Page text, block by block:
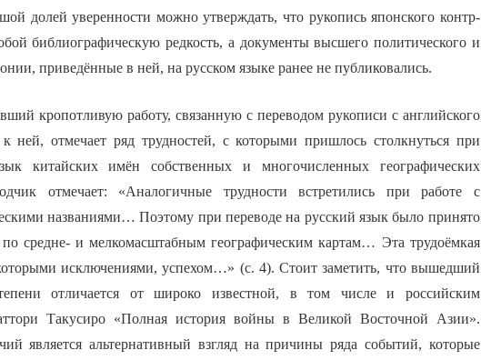
долей уверенности можно утверждать, что рукопись японского контр-
библиографическую редкость, а документы высшего политического и
приведённые в ней, на русском языке ранее не публиковались.
кропотливую работу, связанную с переводом рукописи с английского
ней, отмечает ряд трудностей, с которыми пришлось столкнуться при
китайских имён собственных и многочисленных географических
отмечает: «Аналогичные трудности встретились при работе с
названиями… Поэтому при переводе на русский язык было принято
средне- и мелкомасштабным географическим картам… Эта трудоёмкая
исключениями, успехом…» (с. 4). Стоит заметить, что вышедший
отличается от широко известной, в том числе и российским
Такусиро «Полная история войны в Великой Восточной Азии».
является альтернативный взгляд на причины ряда событий, которые